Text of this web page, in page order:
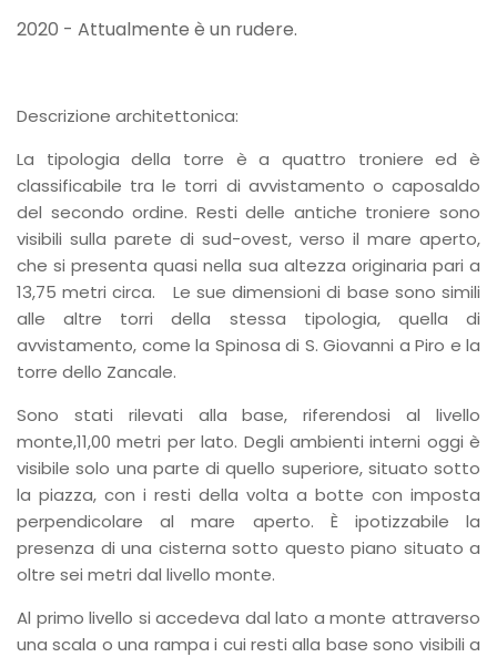
2020 - Attualmente è un rudere.
Descrizione architettonica:
La tipologia della torre è a quattro troniere ed è
classificabile tra le torri di avvistamento o caposaldo
del secondo ordine. Resti delle antiche troniere sono
visibili sulla parete di sud-ovest, verso il mare aperto,
che si presenta quasi nella sua altezza originaria pari a
13,75 metri circa. Le sue dimensioni di base sono simili
alle altre torri della stessa tipologia, quella di
avvistamento, come la Spinosa di S. Giovanni a Piro e la
torre dello Zancale.
Sono stati rilevati alla base, riferendosi al livello
monte,11,00 metri per lato. Degli ambienti interni oggi è
visibile solo una parte di quello superiore, situato sotto
la piazza, con i resti della volta a botte con imposta
perpendicolare al mare aperto. È ipotizzabile la
presenza di una cisterna sotto questo piano situato a
oltre sei metri dal livello monte.
Al primo livello si accedeva dal lato a monte attraverso
una scala o una rampa i cui resti alla base sono visibili a